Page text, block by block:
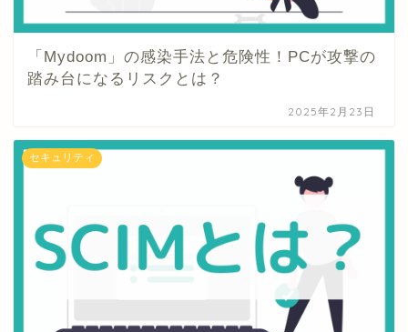
「Mydoom」の感染手法と危険性！PCが攻撃の
踏み台になるリスクとは？
2025年2月23日
セキュリティ